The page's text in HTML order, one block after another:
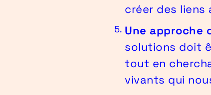
créer des liens
Une approche
solutions doit
tout en
vivants qui